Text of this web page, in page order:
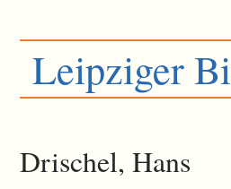
Leipziger
Drischel, Hans